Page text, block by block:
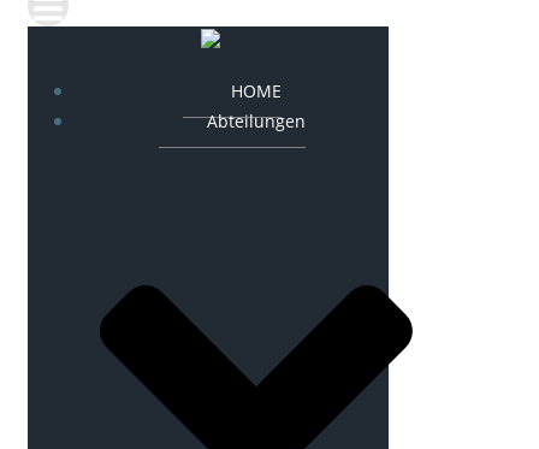
HOME
Abteilungen